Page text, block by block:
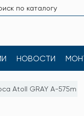
НОВОСТИ
Atoll GRAY A-575m